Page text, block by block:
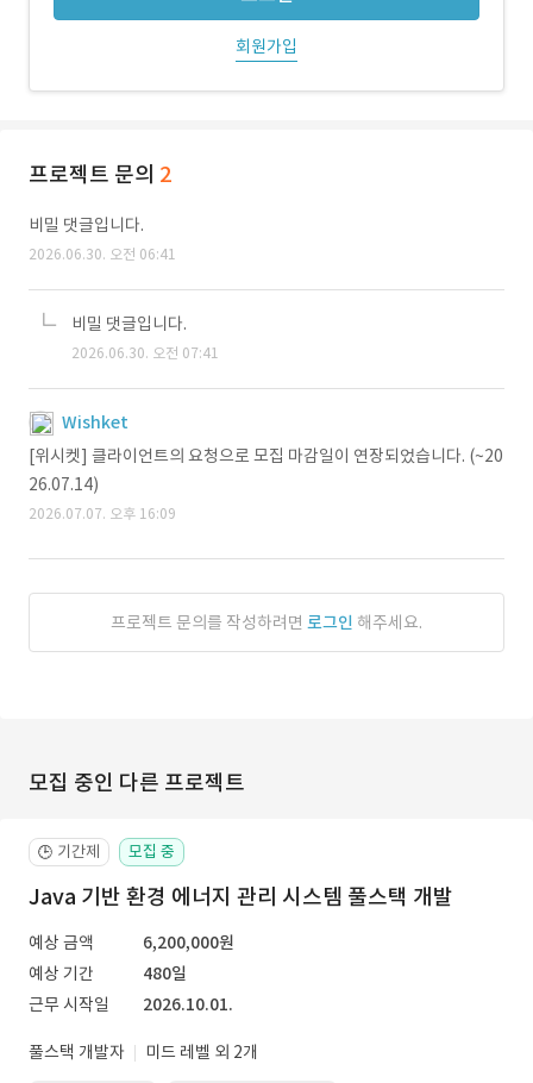
회원가입
프로젝트 문의 2
비밀 댓글입니다.
2026.06.30. 오전 06:41
비밀 댓글입니다.
2026.06.30. 오전 07:41
Wishket
[위시켓] 클라이언트의 요청으로 모집 마감일이 연장되었습니다. (~20
26.07.14)
2026.07.07. 오후 16:09
프로젝트 문의를 작성하려면 로그인 해주세요.
모집 중인 다른 프로젝트
🕒 기간제 모집 중
Java 기반 환경 에너지 관리 시스템 풀스택 개발
예상 금액
6,200,000원
예상 기간
480일
근무 시작일
2026.10.01.
풀스택 개발자 미드 레벨 외 2개